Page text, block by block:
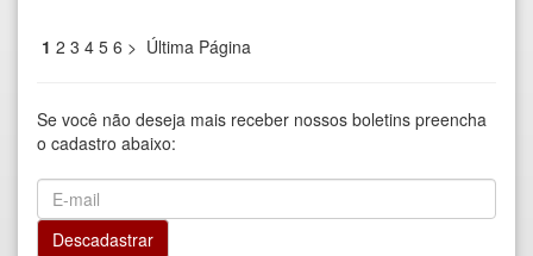
1 2 3 4 5 6 > Última Página
Se você não deseja mais receber nossos boletins preencha
o cadastro abaixo: